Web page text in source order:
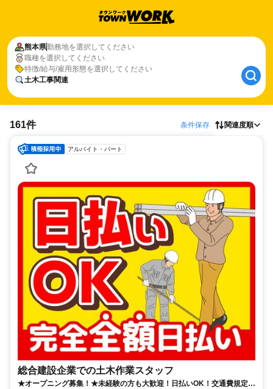
熊本県勤務地を選択してください
職種を選択してください
特徴/給与/雇用形態を選択してください
土木工事関連
161件 条件保存 関連度順
アルバイト・パート
総合建設企業での土木作業スタッフ
★オープニング募集！★未経験の方も大歓迎！日払いOK！交通費規定支